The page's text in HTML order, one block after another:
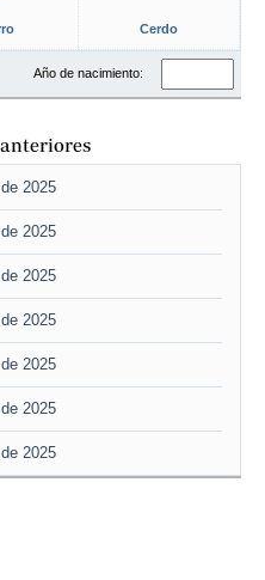
Cerdo
Año de nacimiento:
2025
2025
2025
2025
2025
2025
2025